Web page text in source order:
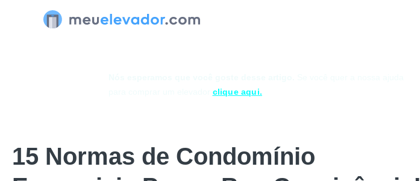
clique aqui.
15 Normas de Condomínio